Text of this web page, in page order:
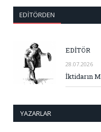
EDITÖRDEN
EDİTÖR
28.07.2026
İktidarın
YAZARLAR